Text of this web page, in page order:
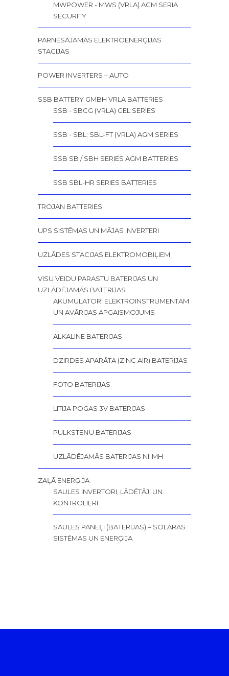
MWPOWER - MWS (VRLA) AGM SERIA
SECURITY
PĀRNĒSĀJAMĀS ELEKTROENERĢIJAS
STACIJAS
POWER INVERTERS – AUTO
SSB BATTERY GMBH VRLA BATTERIES
SSB - SBCG (VRLA) GEL SERIES
SSB - SBL; SBL-FT (VRLA) AGM SERIES
SSB SB / SBH SERIES AGM BATTERIES
SSB SBL-HR SERIES BATTERIES
TROJAN BATTERIES
UPS SISTĒMAS UN MĀJAS INVERTERI
UZLĀDES STACIJAS ELEKTROMOBIĻIEM
VISU VEIDU PARASTU BATERIJAS UN
UZLĀDĒJAMĀS BATERIJAS
AKUMULATORI ELEKTROINSTRUMENTAM
UN AVĀRIJAS APGAISMOJUMS
ALKALINE BATERIJAS
DZIRDES APARĀTA (ZINC AIR) BATERIJAS
FOTO BATERIJAS
LITIJA POGAS 3V BATERIJAS
PULKSTEŅU BATERIJAS
UZLĀDĒJAMĀS BATERIJAS NI-MH
ZAĻĀ ENERĢIJA
SAULES INVERTORI, LĀDĒTĀJI UN
KONTROLIERI
SAULES PANEĻI (BATERIJAS) – SOLĀRĀS
SISTĒMAS UN ENERĢIJA